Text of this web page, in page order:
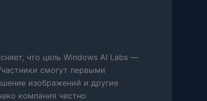
что цель Windows AI Labs —
смогут первыми
изображений и другие
компания честно